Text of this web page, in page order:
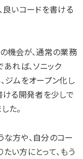
良いコードを書ける
機会が、通常の業務
れば、ソニック
ジムをオープン化し
ける開発者を少しで
た。
方や、自分のコー
い方にとって、もう